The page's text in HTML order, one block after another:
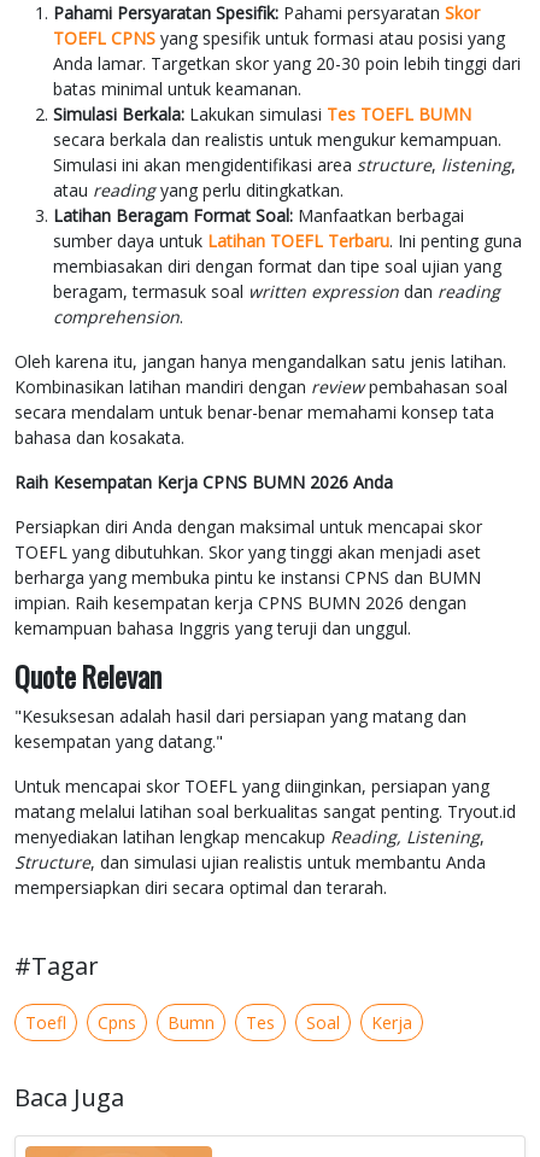
Pahami Persyaratan Spesifik: Pahami persyaratan Skor
TOEFL CPNS yang spesifik untuk formasi atau posisi yang
Anda lamar. Targetkan skor yang 20-30 poin lebih tinggi dari
batas minimal untuk keamanan.
Simulasi Berkala: Lakukan simulasi Tes TOEFL BUMN
secara berkala dan realistis untuk mengukur kemampuan.
Simulasi ini akan mengidentifikasi area structure, listening,
atau readingyang perlu ditingkatkan.
Latihan Beragam Format Soal: Manfaatkan berbagai
sumber daya untuk Latihan TOEFL Terbaru. Ini penting guna
membiasakan diri dengan format dan tipe soal ujian yang
beragam, termasuk soal written expression dan reading
comprehension.
Oleh karena itu, jangan hanya mengandalkan satu jenis latihan.
Kombinasikan latihan mandiri dengan reviewpembahasan soal
secara mendalam untuk benar-benar memahami konsep tata
bahasa dan kosakata.
Raih Kesempatan Kerja CPNS BUMN 2026 Anda
Persiapkan diri Anda dengan maksimal untuk mencapai skor
TOEFL yang dibutuhkan. Skor yang tinggi akan menjadi aset
berharga yang membuka pintu ke instansi CPNS dan BUMN
impian. Raih kesempatan kerja CPNS BUMN 2026 dengan
kemampuan bahasa Inggris yang teruji dan unggul.
Quote Relevan
"Kesuksesan adalah hasil dari persiapan yang matang dan
kesempatan yang datang."
Untuk mencapai skor TOEFL yang diinginkan, persiapan yang
matang melalui latihan soal berkualitas sangat penting. Tryout.id
menyediakan latihan lengkap mencakup Reading, Listening,
Structure, dan simulasi ujian realistis untuk membantu Anda
mempersiapkan diri secara optimal dan terarah.
#Tagar
Toefl Cpns Bumn Tes Soal Kerja
Baca Juga